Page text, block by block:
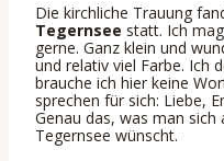
Die kirchliche Trauung
Tegernsee statt. Ich
gerne. Ganz klein und
und relativ viel Farbe. Ich
brauche ich hier keine
sprechen für sich: Liebe,
Genau das, was man
Tegernsee wünscht.